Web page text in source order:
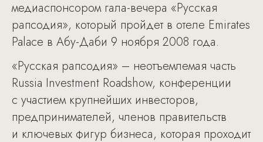
медиаспонсором гала-вечера «Русская
рапсодия», который пройдет в отеле Emirates
Palace в Абу-Даби 9 ноября 2008 года.
«Русская рапсодия» – неотъемлемая часть
Russia Investment Roadshow, конференции
с участием крупнейших инвесторов,
предпринимателей, членов правительств
и ключевых фигур бизнеса, которая проходит